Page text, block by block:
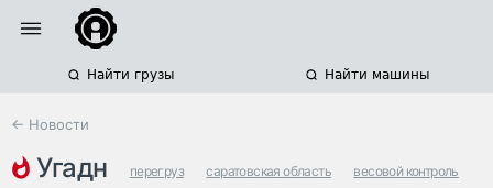
Найти грузы Найти машины
← Новости
угадн перегруз саратовская область весовой контроль